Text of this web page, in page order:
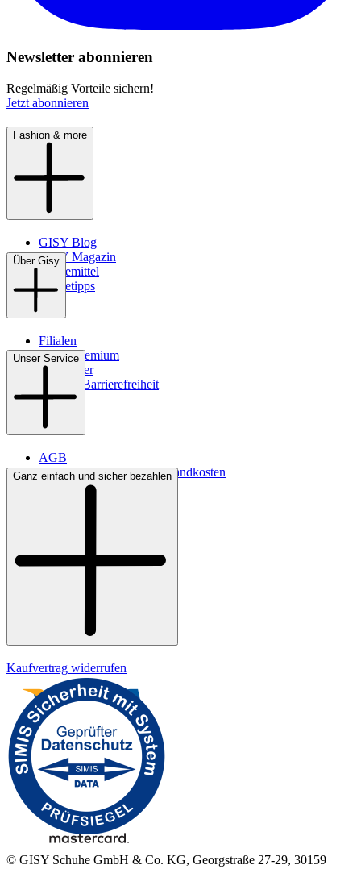
Newsletter abonnieren
Regelmäßig Vorteile sichern!
Jetzt abonnieren
Fashion & more
GISY Blog
GISY Magazin
Pflegemittel
Pflegetipps
Über Gisy
Filialen
WMS-Premium
Newsletter
Digitale Barrierefreiheit
Unser Service
AGB
Lieferbedingungen & Versandkosten
Bezahlung
Ganz einfach und sicher bezahlen
Kaufvertrag widerrufen
© GISY Schuhe GmbH & Co. KG, Georgstraße 27-29, 30159